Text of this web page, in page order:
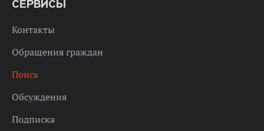
СЕРВИСЫ
Контакты
Обращения граждан
Поиск
Обсуждения
Подписка